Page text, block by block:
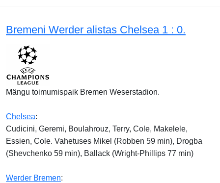
Bremeni Werder alistas Chelsea 1 : 0.
Mängu toimumispaik Bremen Weserstadion.
Chelsea:
Cudicini, Geremi, Boulahrouz, Terry, Cole, Makelele,
Essien, Cole. Vahetuses Mikel (Robben 59 min), Drogba
(Shevchenko 59 min), Ballack (Wright-Phillips 77 min)
Werder Bremen: